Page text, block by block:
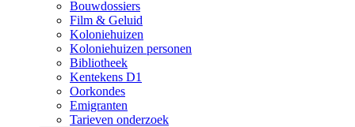
Bouwdossiers
Film & Geluid
Koloniehuizen
Koloniehuizen personen
Bibliotheek
Kentekens D1
Oorkondes
Emigranten
Tarieven onderzoek